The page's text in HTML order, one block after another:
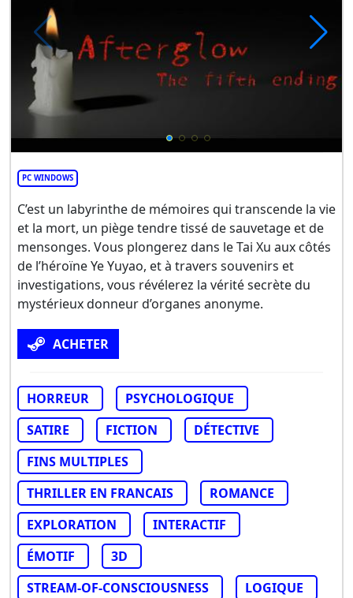
PC WINDOWS
C’est un labyrinthe de mémoires qui transcende la vie
et la mort, un piège tendre tissé de sauvetage et de
mensonges. Vous plongerez dans le Tai Xu aux côtés
de l’héroïne Ye Yuyao, et à travers souvenirs et
investigations, vous révélerez la vérité secrète du
mystérieux donneur d’organes anonyme.
ACHETER
HORREUR
PSYCHOLOGIQUE
SATIRE
FICTION
DÉTECTIVE
FINS MULTIPLES
THRILLER EN FRANCAIS
ROMANCE
EXPLORATION
INTERACTIF
ÉMOTIF
3D
STREAM-OF-CONSCIOUSNESS
LOGIQUE